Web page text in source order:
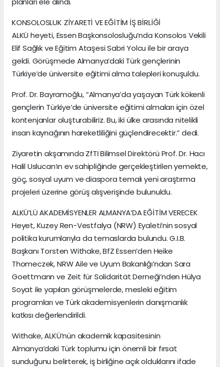
KONSOLOSLUK ZİYARETİ VE EĞİTİM İŞ BİRLİĞİ
ALKÜ heyeti, Essen Başkonsolosluğu’nda Konsolos Vekili
Elif Sağlık ve Eğitim Ataşesi Sabri Yolcu ile bir araya
geldi. Görüşmede Almanya’daki Türk gençlerinin
Türkiye’de üniversite eğitimi alma talepleri konuşuldu.
Prof. Dr. Bayramoğlu, “Almanya’da yaşayan Türk kökenli
gençlerin Türkiye’de üniversite eğitimi almaları için özel
kontenjanlar oluşturabiliriz. Bu, iki ülke arasında nitelikli
insan kaynağının hareketliliğini güçlendirecektir.” dedi.
Ziyaretin akşamında ZfTI Bilimsel Direktörü Prof. Dr. Hacı
Halil Uslucan’ın ev sahipliğinde gerçekleştirilen yemekte,
göç, sosyal uyum ve diaspora temalı yeni araştırma
projeleri üzerine görüş alışverişinde bulunuldu.
ALKÜ’LÜ AKADEMİSYENLER ALMANYA’DA EĞİTİM VERECEK
Heyet, Kuzey Ren-Vestfalya (NRW) Eyaleti’nin sosyal
politika kurumlarıyla da temaslarda bulundu. G.I.B.
Başkanı Torsten Withake, BfZ Essen’den Heike
Thomeczek, NRW Aile ve Uyum Bakanlığı’ndan Sara
Goettmann ve Zeit für Solidarität Derneği’nden Hülya
Soyat ile yapılan görüşmelerde, mesleki eğitim
programları ve Türk akademisyenlerin danışmanlık
katkısı değerlendirildi.
Withake, ALKÜ’nün akademik kapasitesinin
Almanya’daki Türk toplumu için önemli bir fırsat
sunduğunu belirterek, iş birliğine açık olduklarını ifade